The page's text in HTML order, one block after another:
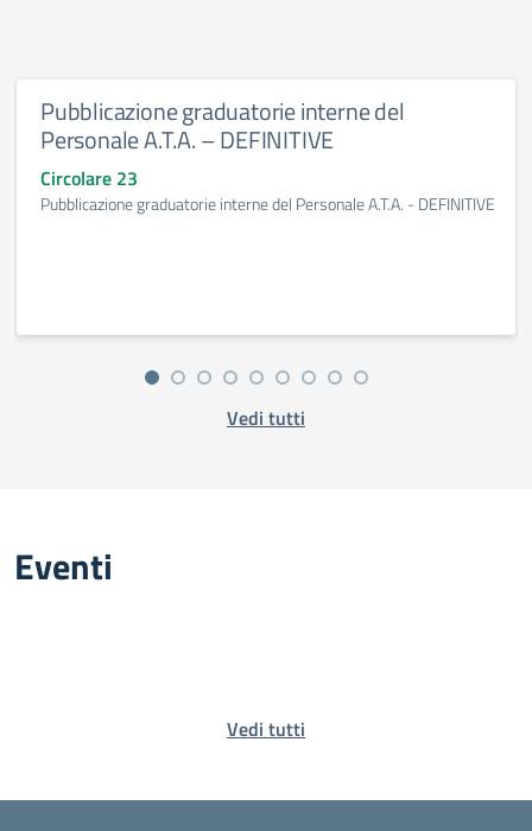
Pubblicazione graduatorie interne del
Personale A.T.A. – DEFINITIVE
Circolare 23
Pubblicazione graduatorie interne del Personale A.T.A. - DEFINITIVE
Vedi tutti
Eventi
Vedi tutti